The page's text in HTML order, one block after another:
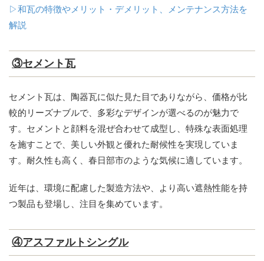
▷和瓦の特徴やメリット・デメリット、メンテナンス方法を
解説
③セメント瓦
セメント瓦は、陶器瓦に似た見た目でありながら、価格が比
較的リーズナブルで、多彩なデザインが選べるのが魅力で
す。セメントと顔料を混ぜ合わせて成型し、特殊な表面処理
を施すことで、美しい外観と優れた耐候性を実現していま
す。耐久性も高く、春日部市のような気候に適しています。
近年は、環境に配慮した製造方法や、より高い遮熱性能を持
つ製品も登場し、注目を集めています。
④アスファルトシングル